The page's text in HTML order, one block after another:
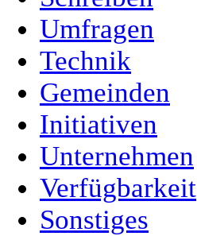
Umfragen
Technik
Gemeinden
Initiativen
Unternehmen
Verfügbarkeit
Sonstiges